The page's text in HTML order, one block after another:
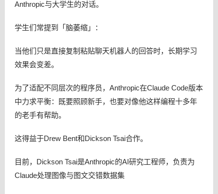
Anthropic与大学生的对话。
学生们常提到「脑萎缩」：
当他们只是直接复制粘贴聊天机器人的回答时，长期学习
效果会变差。
为了适配不同层次的程序员，Anthropic在Claude Code版本
中力求平衡：既要照顾新手，也要对像他这样编程十多年
的老手有帮助。
这得益于Drew Bent和Dickson Tsai合作。
目前，Dickson Tsai是Anthropic的AI研究工程师，负责为
Claude处理图像与图文交错数据集